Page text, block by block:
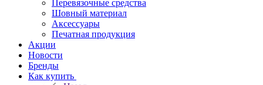
Перевязочные средства
Шовный материал
Аксессуары
Печатная продукция
Акции
Новости
Бренды
Как купить